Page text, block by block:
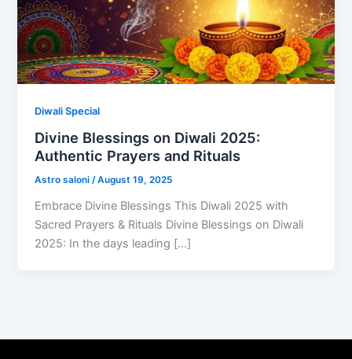
Diwali Special
Divine Blessings on Diwali 2025:
Authentic Prayers and Rituals
Astro saloni/August 19, 2025
Embrace Divine Blessings This Diwali 2025 with
Sacred Prayers & Rituals Divine Blessings on Diwali
2025: In the days leading […]